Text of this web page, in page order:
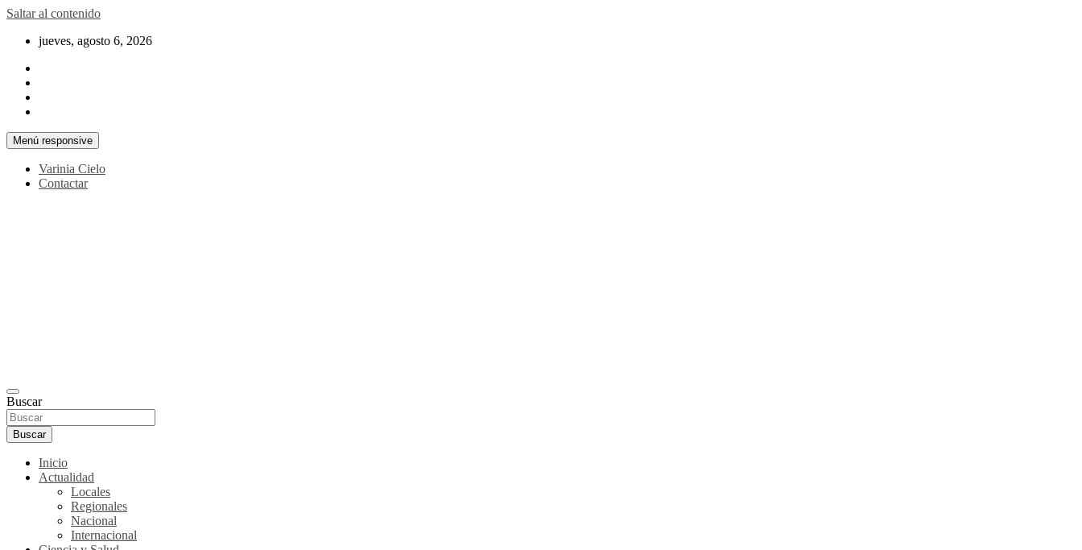
Saltar al contenido
jueves, agosto 6, 2026
Menú responsive
Varinia Cielo
Contactar
Buscar
Buscar
Inicio
Actualidad
Locales
Regionales
Nacional
Internacional